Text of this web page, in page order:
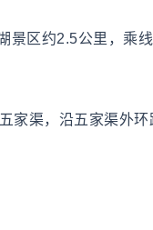
区约2.5公里，乘
渠，沿五家渠外环